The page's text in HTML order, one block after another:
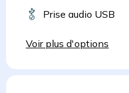
Prise audio USB
Voir plus d'options